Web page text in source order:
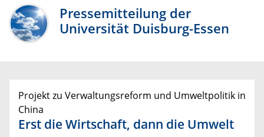
Pressemitteilung der
Universität Duisburg-Essen
Projekt zu Verwaltungsreform und Umweltpolitik in
China
Erst die Wirtschaft, dann die Umwelt